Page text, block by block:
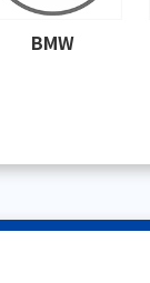
BMW